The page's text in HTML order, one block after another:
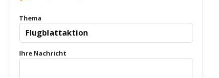
The­ma
Ihre Nach­richt